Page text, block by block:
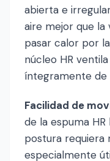
abierta e
aire mejor que la
pasar calor por
núcleo HR
íntegramente de
Facilidad de
de la espuma
postura requiera
especialmente